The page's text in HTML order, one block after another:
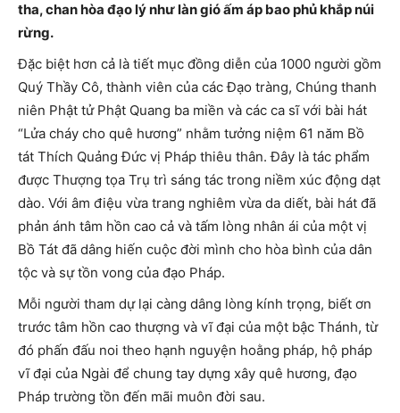
tha, chan hòa đạo lý như làn gió ấm áp bao phủ khắp núi
rừng.
Đặc biệt hơn cả là tiết mục đồng diễn của 1000 người gồm
Quý Thầy Cô, thành viên của các Đạo tràng, Chúng thanh
niên Phật tử Phật Quang ba miền và các ca sĩ với bài hát
“Lửa cháy cho quê hương” nhằm tưởng niệm 61 năm Bồ
tát Thích Quảng Đức vị Pháp thiêu thân. Đây là tác phẩm
được Thượng tọa Trụ trì sáng tác trong niềm xúc động dạt
dào. Với âm điệu vừa trang nghiêm vừa da diết, bài hát đã
phản ánh tâm hồn cao cả và tấm lòng nhân ái của một vị
Bồ Tát đã dâng hiến cuộc đời mình cho hòa bình của dân
tộc và sự tồn vong của đạo Pháp.
Mỗi người tham dự lại càng dâng lòng kính trọng, biết ơn
trước tâm hồn cao thượng và vĩ đại của một bậc Thánh, từ
đó phấn đấu noi theo hạnh nguyện hoằng pháp, hộ pháp
vĩ đại của Ngài để chung tay dựng xây quê hương, đạo
Pháp trường tồn đến mãi muôn đời sau.